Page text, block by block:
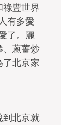
豐世界
有多愛
了。麗
、蔥薑炒
北京家
到北京就